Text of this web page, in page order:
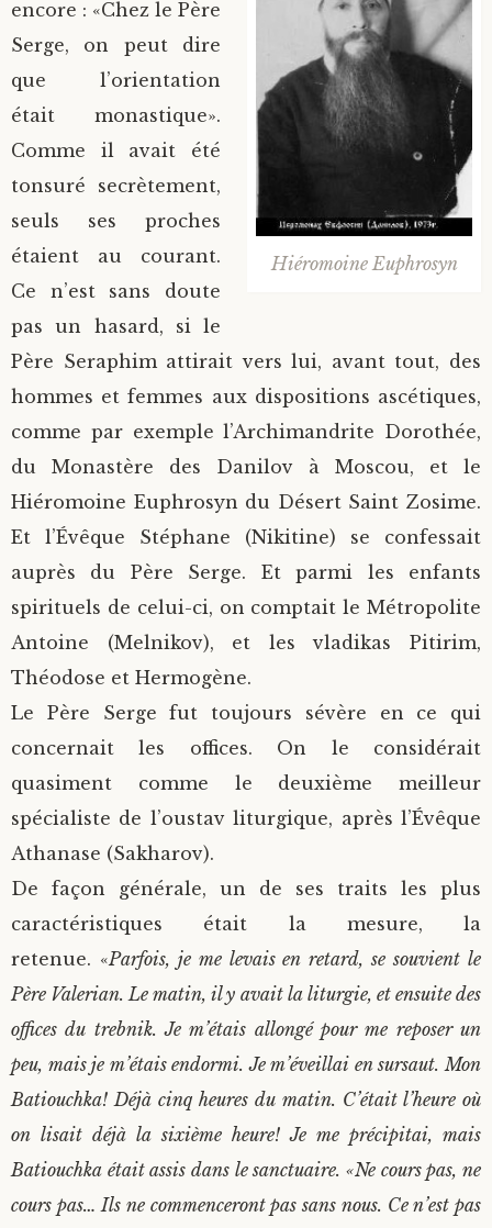
Hiéromoine Euphrosyn
encore : «Chez le Père
Serge, on peut dire
que l’orientation
était monastique».
Comme il avait été
tonsuré secrètement,
seuls ses proches
étaient au courant.
Ce n’est sans doute
pas un hasard, si le
Père Seraphim attirait vers lui, avant tout, des
hommes et femmes aux dispositions ascétiques,
comme par exemple l’Archimandrite Dorothée,
du Monastère des Danilov à Moscou, et le
Hiéromoine Euphrosyn du Désert Saint Zosime.
Et l’Évêque Stéphane (Nikitine) se confessait
auprès du Père Serge. Et parmi les enfants
spirituels de celui-ci, on comptait le Métropolite
Antoine (Melnikov), et les vladikas Pitirim,
Théodose et Hermogène.
Le Père Serge fut toujours sévère en ce qui
concernait les offices. On le considérait
quasiment comme le deuxième meilleur
spécialiste de l’oustav liturgique, après l’Évêque
Athanase (Sakharov).
De façon générale, un de ses traits les plus
caractéristiques était la mesure, la
retenue. «Parfois, je me levais en retard, se souvient le
Père Valerian. Le matin, il y avait la liturgie, et ensuite des
offices du trebnik. Je m’étais allongé pour me reposer un
peu, mais je m’étais endormi. Je m’éveillai en sursaut. Mon
Batiouchka! Déjà cinq heures du matin. C’était l’heure où
on lisait déjà la sixième heure! Je me précipitai, mais
Batiouchka était assis dans le sanctuaire. «Ne cours pas, ne
cours pas… Ils ne commenceront pas sans nous. Ce n’est pas